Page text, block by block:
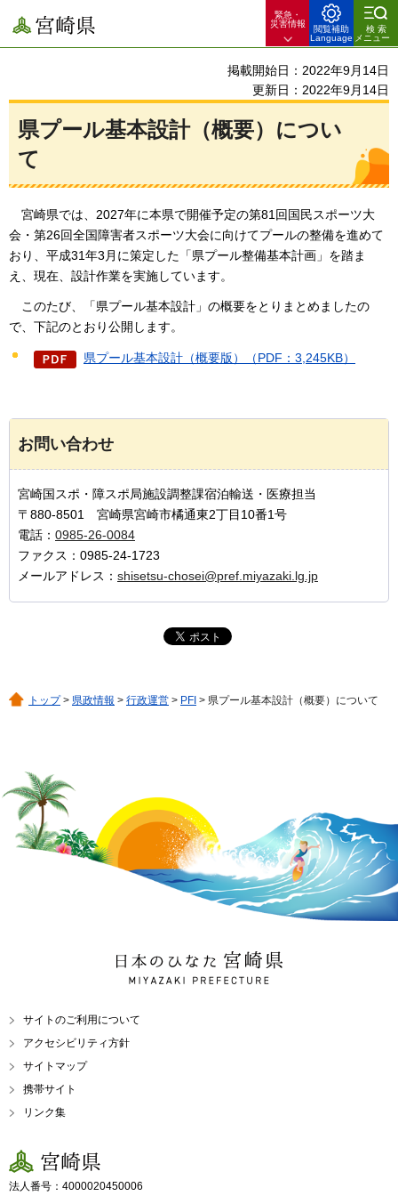
宮崎県
緊急・
災害情報
閲覧補助
Language
検索
メニュー
掲載開始日：2022年9月14日
更新日：2022年9月14日
県プール基本設計（概要）につい
て
宮崎県では、2027年に本県で開催予定の第81回国民スポーツ大
会・第26回全国障害者スポーツ大会に向けてプールの整備を進めて
おり、平成31年3月に策定した「県プール整備基本計画」を踏ま
え、現在、設計作業を実施しています。
このたび、「県プール基本設計」の概要をとりまとめましたの
で、下記のとおり公開します。
県プール基本設計（概要版）（PDF：3,245KB）
お問い合わせ
宮崎国スポ・障スポ局施設調整課宿泊輸送・医療担当
〒880-8501 宮崎県宮崎市橘通東2丁目10番1号
電話： 0985-26-0084
ファクス：0985-24-1723
メールアドレス： shisetsu-chosei@pref.miyazaki.lg.jp
トップ> 県政情報 > 行政運営 > PFI > 県プール基本設計（概要）について
日本のひなた 宮崎県
MIYAZAKI PREFECTURE
サイトのご利用について
アクセシビリティ方針
サイトマップ
携帯サイト
リンク集
宮崎県
法人番号：4000020450006